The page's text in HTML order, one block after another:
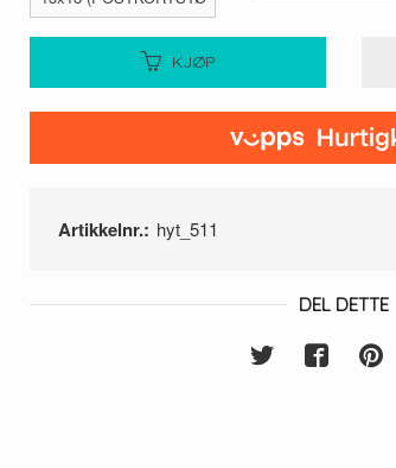
KJØP
Artikkelnr.: hyt_511
DEL DETTE